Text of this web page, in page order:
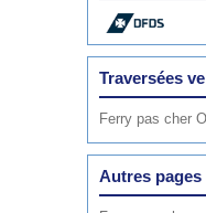
Traversées
Ferry pas cher
Autres pages